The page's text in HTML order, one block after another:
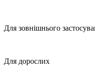
Для зовнішнього
Для дорослих